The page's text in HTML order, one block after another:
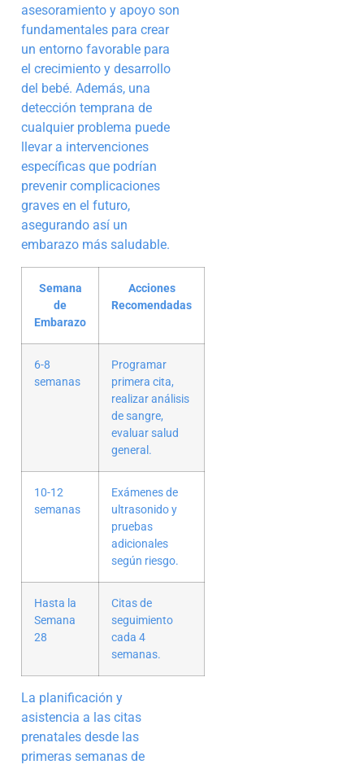
asesoramiento y apoyo son
fundamentales para crear
un entorno favorable para
el crecimiento y desarrollo
del bebé. Además, una
detección temprana de
cualquier problema puede
llevar a intervenciones
específicas que podrían
prevenir complicaciones
graves en el futuro,
asegurando así un
embarazo más saludable.
Semana
de
Embarazo
Acciones
Recomendadas
6-8
semanas
Programar
primera cita,
realizar análisis
de sangre,
evaluar salud
general.
10-12
semanas
Exámenes de
ultrasonido y
pruebas
adicionales
según riesgo.
Hasta la
Semana
28
Citas de
seguimiento
cada 4
semanas.
La planificación y
asistencia a las citas
prenatales desde las
primeras semanas de